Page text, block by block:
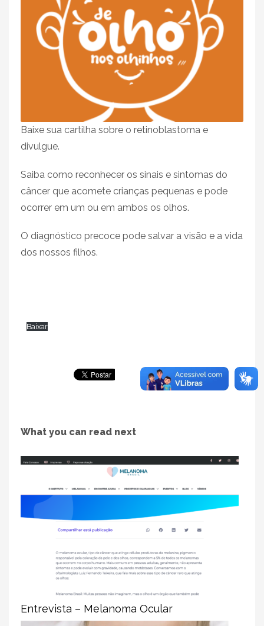
Baixe sua cartilha sobre o retinoblastoma e
divulgue.
Saiba como reconhecer os sinais e sintomas do
câncer que acomete crianças pequenas e pode
ocorrer em um ou em ambos os olhos.
O diagnóstico precoce pode salvar a visão e a vida
dos nossos filhos.
Baixar
What you can read next
Entrevista – Melanoma Ocular